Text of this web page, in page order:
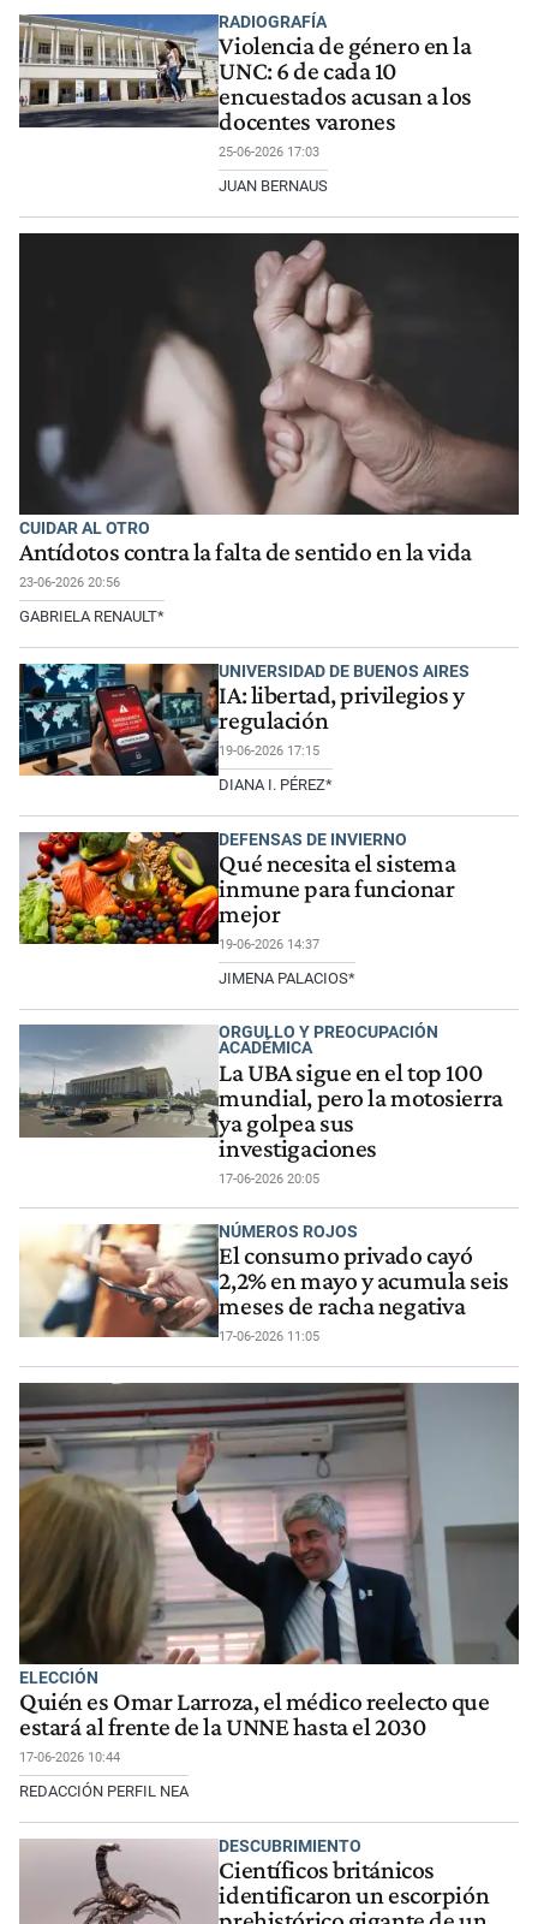
RADIOGRAFÍA
Violencia de género en la
UNC: 6 de cada 10
encuestados acusan a los
docentes varones
25-06-2026 17:03
JUAN BERNAUS
CUIDAR AL OTRO
Antídotos contra la falta de sentido en la vida
23-06-2026 20:56
GABRIELA RENAULT*
UNIVERSIDAD DE BUENOS AIRES
IA: libertad, privilegios y
regulación
19-06-2026 17:15
DIANA I. PÉREZ*
DEFENSAS DE INVIERNO
Qué necesita el sistema
inmune para funcionar
mejor
19-06-2026 14:37
JIMENA PALACIOS*
ORGULLO Y PREOCUPACIÓN
ACADÉMICA
La UBA sigue en el top 100
mundial, pero la motosierra
ya golpea sus
investigaciones
17-06-2026 20:05
NÚMEROS ROJOS
El consumo privado cayó
2,2% en mayo y acumula seis
meses de racha negativa
17-06-2026 11:05
ELECCIÓN
Quién es Omar Larroza, el médico reelecto que
estará al frente de la UNNE hasta el 2030
17-06-2026 10:44
REDACCIÓN PERFIL NEA
DESCUBRIMIENTO
Científicos británicos
identificaron un escorpión